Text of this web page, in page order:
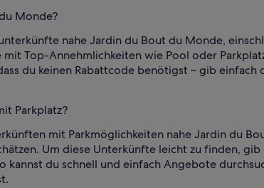
Monde?
nahe Jardin du Bout du Monde,
Top-Annehmlichkeiten wie Pool oder
du keinen Rabattcode benötigst – gib
Parkplatz?
mit Parkmöglichkeiten nahe Jardin du
Um diese Unterkünfte leicht zu finden,
kannst du schnell und einfach Angebote